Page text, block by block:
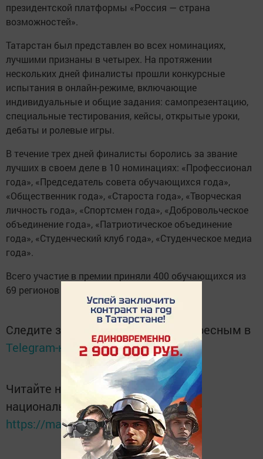
президентской платформы «Россия — страна
возможностей».
Татарстан был представлен во всех номинациях,
лучшими признаны в четырех. На протяжении
нескольких дней финалисты прошли конкурсные
испытания в онлайн-режиме, включающие
индивидуальные и общие задания: самопрезентацию,
специальные тестирования, кейсы, открытые уроки,
дебаты и ролевые игры.
В течение трех дней финалисты боролись за звание
лучших в своем деле в 10 номинациях: «Профессионал
года», «Председатель совета обучающихся года»,
«Общественник года», «Староста года», «Творческая
личность года», «Спортсмен года», «Добровольческое
объединение года», «Патриотическое объединение
года», «Студенческий клуб года», «Студенческое медиа
года».
Всего участие в премии приняли 400 обучающихся из
69 регионов страны.
Следите за самым важным и интересным в
Telegram-каналеТатмедиа
Читайте новости Татарстана в
национальном мессенджере MАХ:
https://max.ru/tatmedia